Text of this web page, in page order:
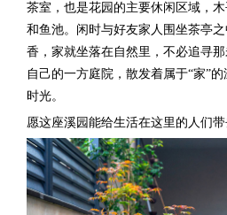
茶室，也是花园的主要休闲区域，
和鱼池。闲时与好友家人围坐茶亭
香，家就坐落在自然里，不必追寻
自己的一方庭院，散发着属于“家”
时光。
愿这座溪园能给生活在这里的人们带